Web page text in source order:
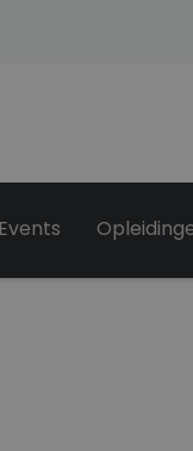
Events